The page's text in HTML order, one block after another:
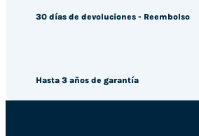
30 días de devoluciones - Reembolso
Hasta 3 años de garantía